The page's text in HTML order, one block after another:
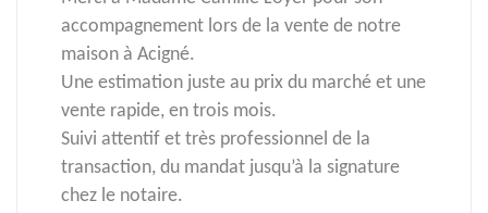
accompagnement lors de la vente de notre
maison à Acigné.
Une estimation juste au prix du marché et une
vente rapide, en trois mois.
Suivi attentif et très professionnel de la
transaction, du mandat jusqu’à la signature
chez le notaire.